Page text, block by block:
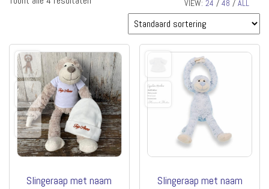
VIEW: 24 / 48 / ALL
Slingeraap met naam
Slingeraap met naam